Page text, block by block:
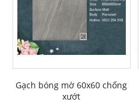
Gạch bóng mờ 60x60 chống
xướt